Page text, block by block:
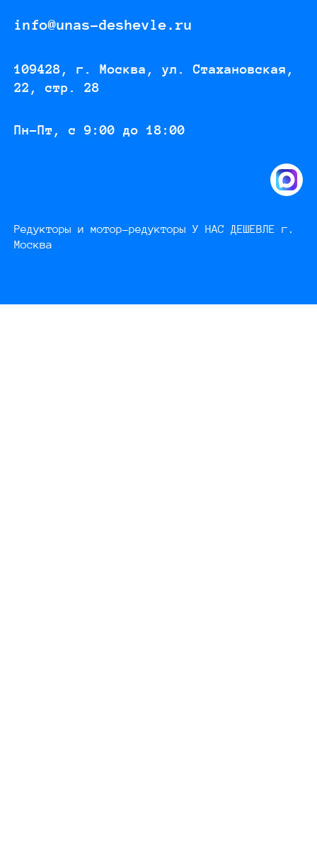
info@unas-deshevle.ru
109428, г. Москва, ул. Стахановская,
22, стр. 28
Пн-Пт, с 9:00 до 18:00
Редукторы и мотор-редукторы У НАС ДЕШЕВЛЕ г.
Москва